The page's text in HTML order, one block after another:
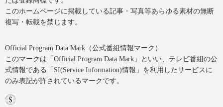
このホームページに掲載している記事・写真等あらゆる素材の無断
複写・転載を禁じます。
Official Program Data Mark（公式番組情報マーク）
このマークは「Official Program Data Mark」といい、テレビ番組の公
式情報である「SI(Service Information)情報」を利用したサービスに
のみ表記が許されているマークです。